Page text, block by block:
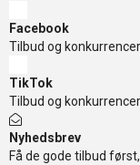
Facebook
Tilbud og konkurrencer
TikTok
Tilbud og konkurrencer
Nyhedsbrev
Få de gode tilbud